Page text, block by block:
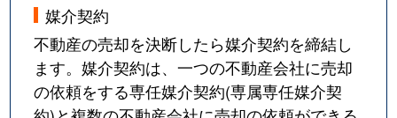
媒介契約
不動産の売却を決断したら媒介契約を締結し
ます。媒介契約は、一つの不動産会社に売却
の依頼をする専任媒介契約(専属専任媒介契